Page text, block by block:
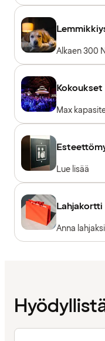
Alkaen 300
Kokoukset
Max
Lue lisää
Lahjakortti
Anna